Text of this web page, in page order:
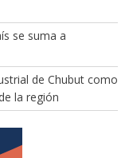
se suma a
de Chubut como
la región